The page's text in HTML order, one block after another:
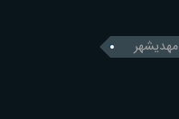
مهدیشهر